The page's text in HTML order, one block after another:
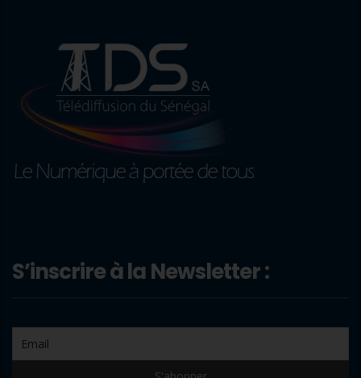
S’inscrire à la Newsletter :